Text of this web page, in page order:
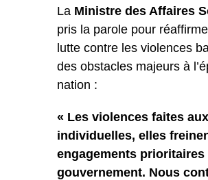
La Ministre des Affaires
pris la parole pour
lutte contre les violences
des obstacles majeurs à
nation :
« Les violences faites
individuelles, elles
engagements
gouvernement. Nous